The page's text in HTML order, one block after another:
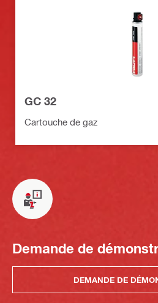
GC 32
Cartouche de gaz
Demande de
DEMANDE DE